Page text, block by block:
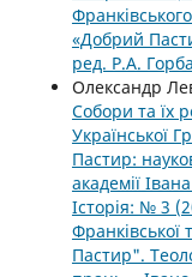
«Добрий
ред. Р.А.
Олександр
Собори та їх
Української
Пастир:
академії
Історія: № 3
Франківської
Пастир".